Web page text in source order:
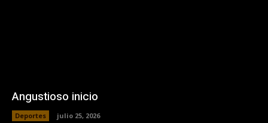
Angustioso inicio
Deportes julio 25, 2026